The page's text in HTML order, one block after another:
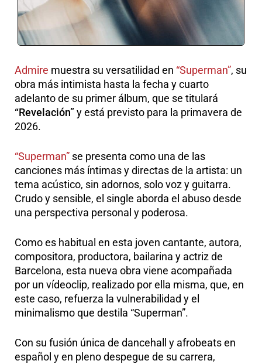
Admire muestra su versatilidad en “Superman”, su
obra más intimista hasta la fecha y cuarto
adelanto de su primer álbum, que se titulará
“Revelación”y está previsto para la primavera de
2026.
“Superman” se presenta como una de las
canciones más íntimas y directas de la artista: un
tema acústico, sin adornos, solo voz y guitarra.
Crudo y sensible, el single aborda el abuso desde
una perspectiva personal y poderosa.
Como es habitual en esta joven cantante, autora,
compositora, productora, bailarina y actrizde
Barcelona, esta nueva obra viene acompañada
por un vídeoclip, realizado por ella misma, que, en
este caso, refuerza la vulnerabilidad y el
minimalismo que destila “Superman”.
Con su fusión única de dancehall y afrobeats en
español y en pleno despegue de su carrera,